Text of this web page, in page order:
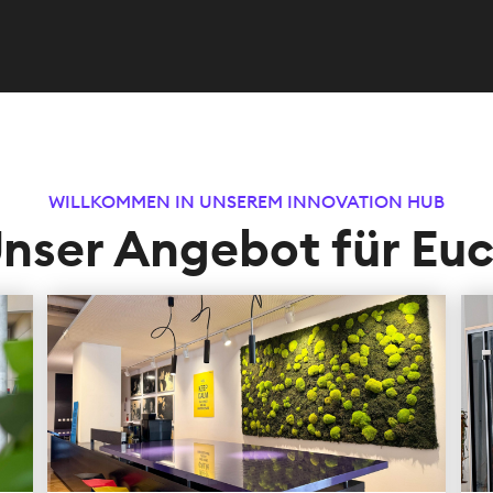
WILLKOMMEN IN UNSEREM INNOVATION HUB
Angebot für